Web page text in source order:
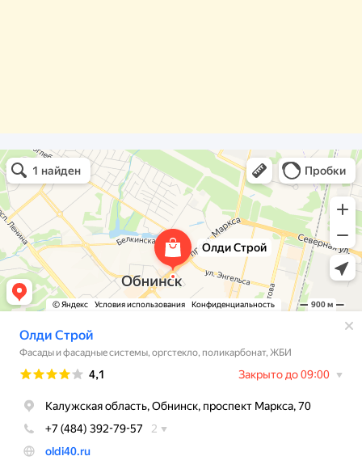
Олди Строй
Фасады и фасадные системы в Обнинске
Оргстекло, поликарбонат в Обнинске